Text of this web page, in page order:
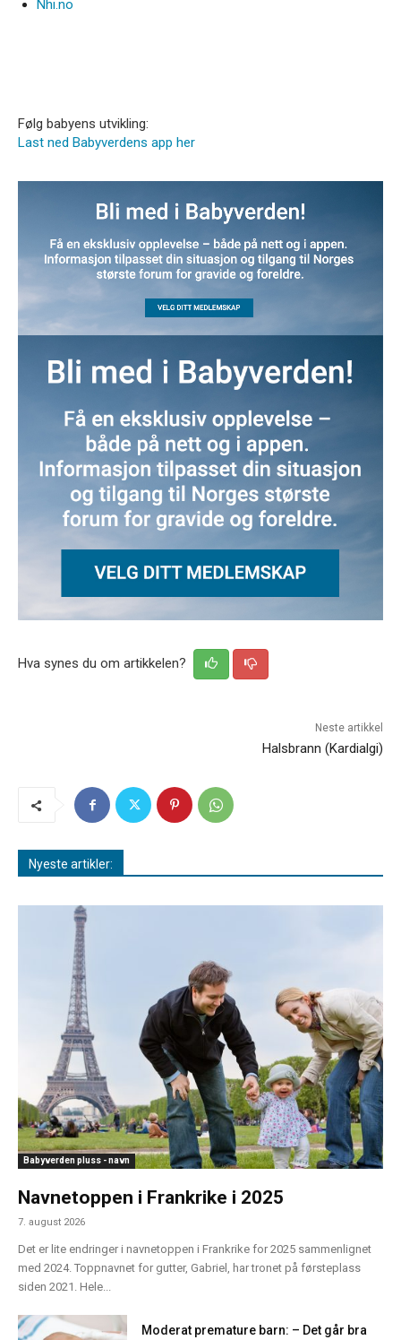
Nhi.no
Følg babyens utvikling:
Last ned Babyverdens app her
Hva synes du om artikkelen?
Neste artikkel
Halsbrann (Kardialgi)
Nyeste artikler:
Babyverden pluss - navn
Navnetoppen i Frankrike i 2025
7. august 2026
Det er lite endringer i navnetoppen i Frankrike for 2025 sammenlignet
med 2024. Toppnavnet for gutter, Gabriel, har tronet på førsteplass
siden 2021. Hele...
Moderat premature barn: – Det går bra